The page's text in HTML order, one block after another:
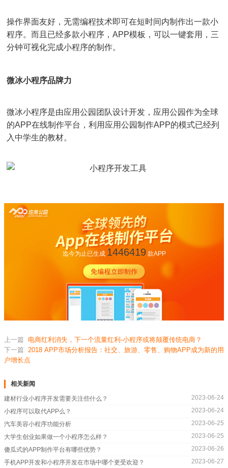
操作界面友好，无需编程技术即可在短时间内制作出一款小
程序。而且已经多款小程序，APP模板，可以一键套用，三
分钟可视化完成小程序的制作。
微冰小程序品牌力
微冰小程序是由应用公园团队设计开发，应用公园作为全球
的APP在线制作平台，利用应用公园制作APP的模式已经列
入中学生的教材。
迄今为止已生成 1446419款APP
上一篇
电商红利消失，下一个流量红利-小程序或将颠覆传统电商？
下一篇 2018 APP市场分析报告：社交、旅游、零售、购物APP成为新的用
户增长点
相关新闻
建材行业小程序开发需要关注些什么？
2023-06-24
小程序可以取代APP么？
2023-06-24
汽车美容小程序功能分析
2023-06-25
大学生创业如果做一个小程序怎么样？
2023-06-25
傻瓜式的APP制作平台有哪些优势？
2023-06-26
手机APP开发和小程序开发在市场中哪个更受欢迎？
2023-06-27